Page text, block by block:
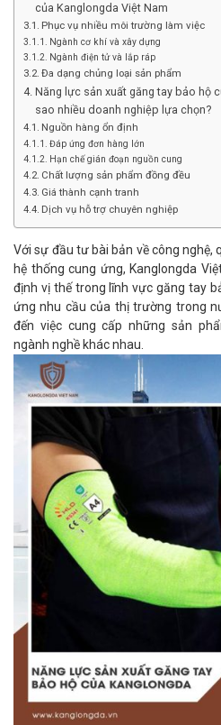
của Kanglongda Việt Nam
Phục vụ nhiều môi trường làm việc
Ngành cơ khí và xây dựng
Ngành điện tử và lắp ráp
Đa dạng chủng loại sản phẩm
Năng lực sản xuất găng tay bảo hộ
sao nhiều doanh nghiệp lựa chọn?
Nguồn hàng ổn định
Đáp ứng đơn hàng lớn
Hạn chế gián đoạn nguồn cung
Chất lượng sản phẩm đồng đều
Giá thành cạnh tranh
Dịch vụ hỗ trợ chuyên nghiệp
Với sự đầu tư bài bản về công nghệ,
hệ thống cung ứng, Kanglongda
định vị thế trong lĩnh vực găng tay
ứng nhu cầu của thị trường trong
đến việc cung cấp những sản
ngành nghề khác nhau.